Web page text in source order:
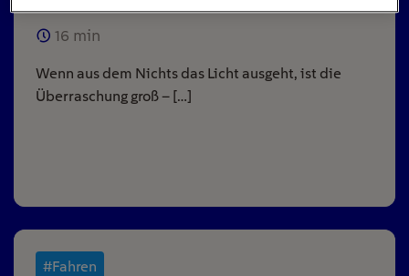
16 min
Wenn aus dem Nichts das Licht ausgeht, ist die
Überraschung groß – […]
#Fahren